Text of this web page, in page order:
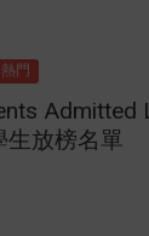
熱門
生放榜名單